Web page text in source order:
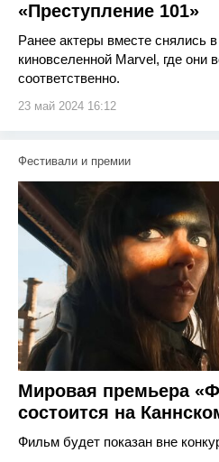
«Преступление 101»
Ранее актеры вместе снялись
киновселенной Marvel, где они
соответственно.
23 май 2024 16:12
Фестивали и премии
Мировая премьера
состоится на
Фильм будет показан вне